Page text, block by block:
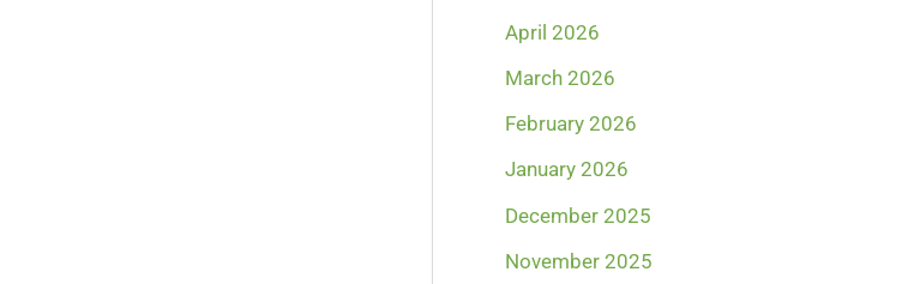
April 2026
March 2026
February 2026
January 2026
December 2025
November 2025